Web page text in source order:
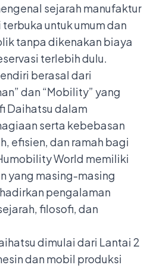
sejarah manufaktur
untuk umum dan
tanpa dikenakan biaya
terlebih dulu.
berasal dari
dan “Mobility” yang
Daihatsu dalam
serta kebebasan
efisien, dan ramah bagi
World memiliki
yang masing-masing
pengalaman
filosofi, dan
dimulai dari Lantai 2
dan mobil produksi